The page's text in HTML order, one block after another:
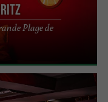
Plage de